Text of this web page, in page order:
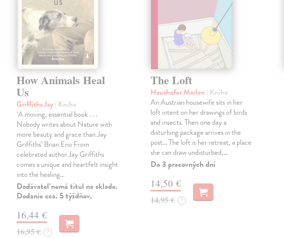
How Animals Heal
Us
Griffiths Jay| Kniha
‘A moving, essential book . . .
Nobody writes about Nature with
more beauty and grace than Jay
Griffiths’ Brian Eno From
celebrated author Jay Griffiths
comes a unique and heartfelt insight
into the healing…
Dodávateľ nemá titul na sklade.
Dodanie cca. 5 týždňov.
16,44 €
16,95 € ?
The Loft
Haushofer Marlen | Kniha
An Austrian housewife sits in her
loft intent on her drawings of birds
and insects. Then one day a
disturbing package arrives in the
post... The loft is her retreat, a place
she can draw undisturbed,…
Do 3 pracovných dní
14,50 €
14,95 € ?